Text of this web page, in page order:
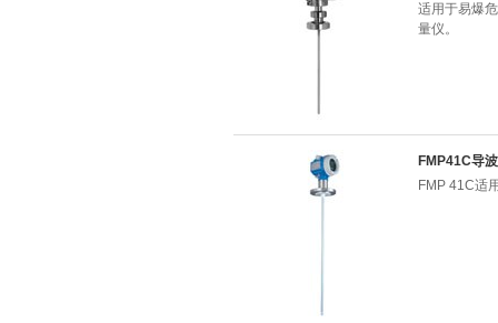
适用于易爆
量仪。
FMP41C导
FMP 41C适